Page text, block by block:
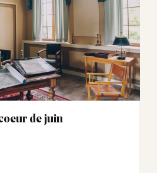
de juin